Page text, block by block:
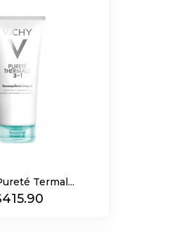
Termal...